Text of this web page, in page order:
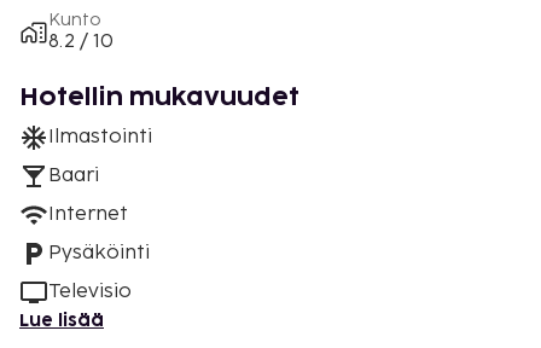
Kunto
8.2 / 10
Hotellin mukavuudet
Ilmastointi
Baari
Internet
Pysäköinti
Televisio
Lue lisää